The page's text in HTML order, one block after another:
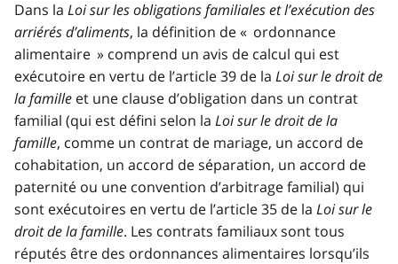
Dans la Loi sur les obligations familiales et l’exécution des
arriérés d’aliments, la définition de « ordonnance
alimentaire » comprend un avis de calcul qui est
exécutoire en vertu de l’article 39 de la Loi sur le droit de
la famille et une clause d’obligation dans un contrat
familial (qui est défini selon la Loi sur le droit de la
famille, comme un contrat de mariage, un accord de
cohabitation, un accord de séparation, un accord de
paternité ou une convention d’arbitrage familial) qui
sont exécutoires en vertu de l’article 35 de la Loi sur le
droit de la famille. Les contrats familiaux sont tous
réputés être des ordonnances alimentaires lorsqu’ils